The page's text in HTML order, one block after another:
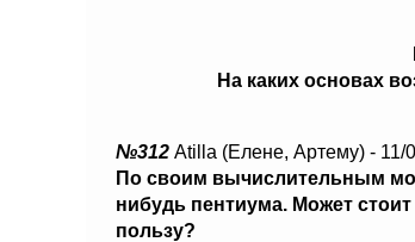
На каких основах
№312 Atilla (Елене, Артему) - 11/
По своим вычислительным
нибудь пентиума. Может
пользу?